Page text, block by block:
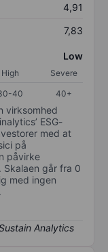
4,91
7,83
Low
High
Severe
40 40+
virksomhed
ESG-
med at
på
påvirke
går fra 0
med ingen